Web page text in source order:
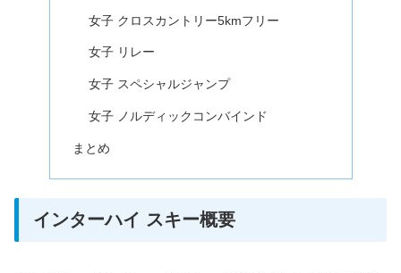
女子 クロスカントリー5kmフリー
女子 リレー
女子 スペシャルジャンプ
女子 ノルディックコンバインド
まとめ
インターハイ スキー概要